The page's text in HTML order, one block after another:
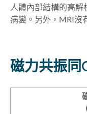
人體內部結構的高
病變。另外，MRI沒
磁力共振同